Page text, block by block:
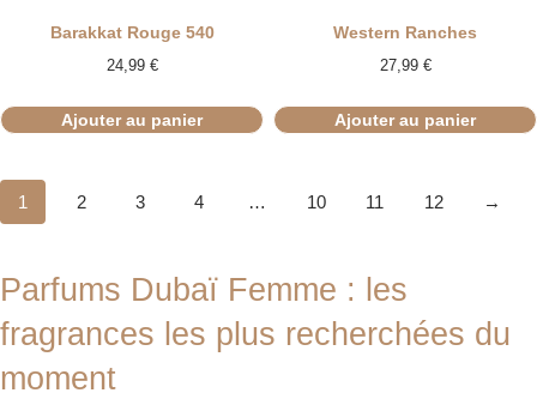
Barakkat Rouge 540
24,99 €
Ajouter au panier
Western Ranches
27,99 €
Ajouter au panier
1 2 3 4 … 10 11 12 →
Parfums Dubaï Femme : les
fragrances les plus recherchées du
moment